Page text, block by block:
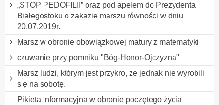
„STOP PEDOFILII” oraz pod apelem do Prezydenta
Białegostoku o zakazie marszu równości w dniu
20.07.2019r.
Marsz w obronie obowiązkowej matury z matematyki
czuwanie przy pomniku "Bóg-Honor-Ojczyzna"
Marsz ludzi, którym jest przykro, że jednak nie wyrobili
się na sobotę.
Pikieta informacyjna w obronie poczętego życia